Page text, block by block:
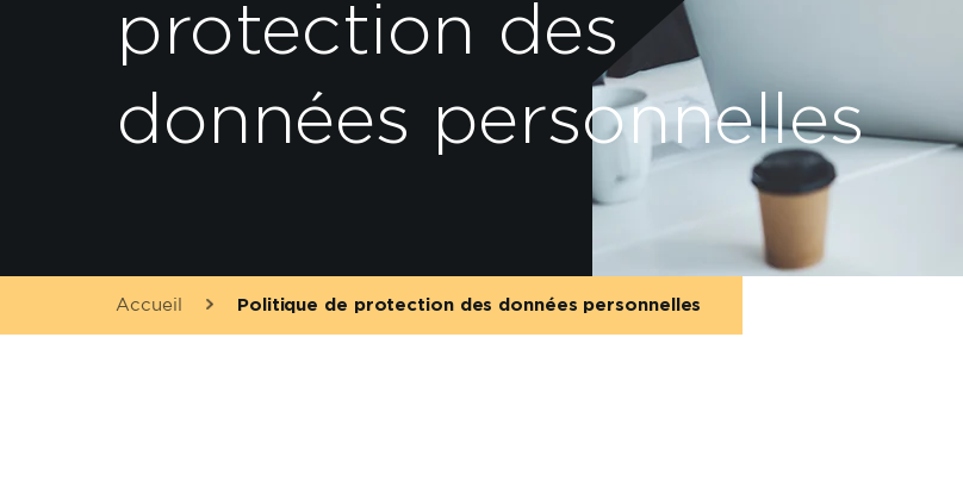
protection des
données personnelles
Accueil Politique de protection des données personnelles